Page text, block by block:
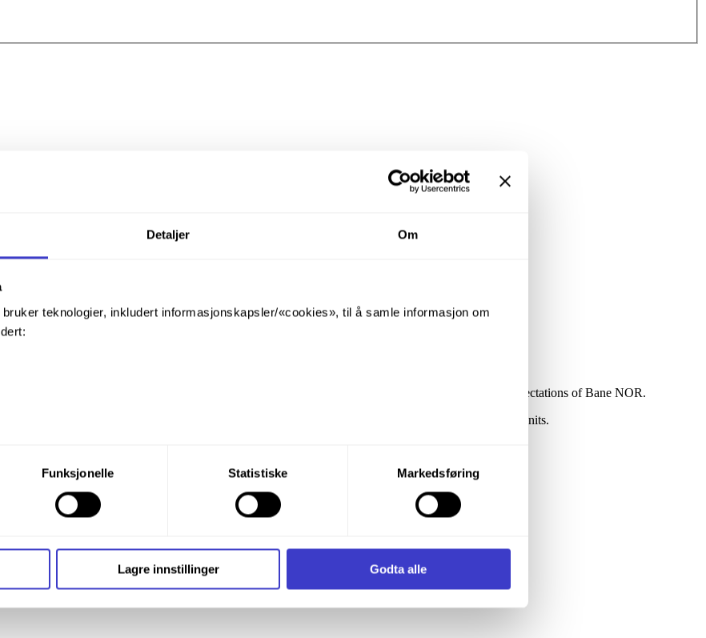
Detaljer Om
teknologier, inkludert informasjonskapsler/«cookies», til å samle informasjon om
din tillatelse til alle disse formålene. Du kan også velge formålet du vil samtykke til ved å
formålet, og deretter trykke «Lagre innstillingene».
bruker informasjonskapsler og annen teknologi, og hvordan vi samler inn og behandler
Informasjonskapsler (Cookies)
Funksjonelle Statistiske Markedsføring
Lagre innstillinger Godta alle
supplied, to enable suppliers to design, manufacture, inspect and deliver a product that meets the expectations of Bane NOR.
and crossovers supplied to Bane NOR, but not to any electrical or electronic components of these units.
or more options. Switches shall comply with the following general requirements: